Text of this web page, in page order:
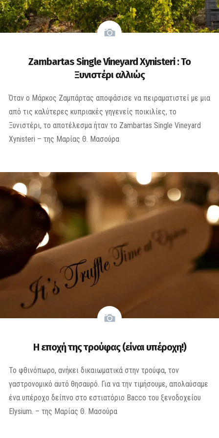
Zambartas Single Vineyard Xynisteri : Το
Ξυνιστέρι αλλιώς
Όταν ο Μάρκος Ζαμπάρτας αποφάσισε να πειραματιστεί με μια
από τις καλύτερες κυπριακές γηγενείς ποικιλίες, το
Ξυνιστέρι, το αποτέλεσμα ήταν το Zambartas Single Vineyard
Xynisteri – της Μαρίας Θ. Μασούρα
Η εποχή της τρούφας (είναι υπέροχη!)
Το φθινόπωρο, ανήκει δικαιωματικά στην τρούφα, τον
γαστρονομικό αυτό θησαυρό. Για να την τιμήσουμε, απολαύσαμε
ένα υπέροχο δείπνο στο εστιατόριο Bacco του ξενοδοχείου
Elysium. – της Μαρίας Θ. Μασούρα